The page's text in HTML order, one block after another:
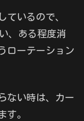
ているので、
、ある程度消
ローテーション
ない時は、カー
す。